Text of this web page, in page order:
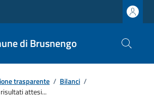
di Brusnengo
trasparente / Bilanci /
attesi...